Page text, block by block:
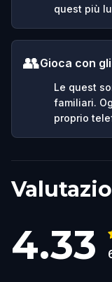
quest più
👥Gioca con
Le quest
familiari.
proprio
4.33